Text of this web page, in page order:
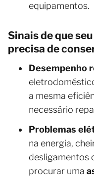
equipamentos.
Sinais de que
precisa de
Desempenho
a mesma
necessário
Problemas
na energia,
desligamentos
procurar uma